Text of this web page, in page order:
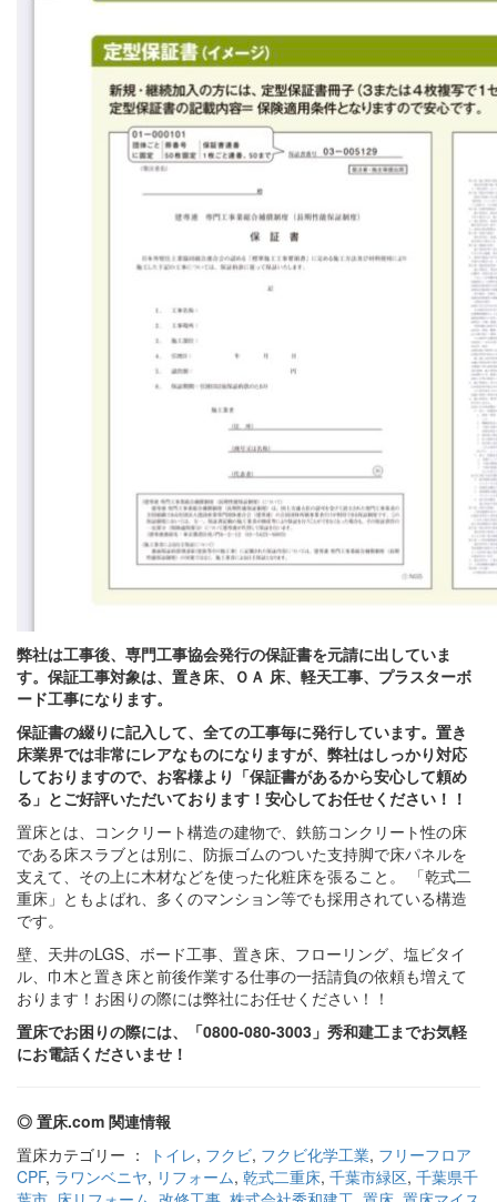
弊社は工事後、専門工事協会発行の保証書を元請に出していま
す。保証工事対象は、置き床、ＯＡ 床、軽天工事、プラスターボ
ード工事になります。
保証書の綴りに記入して、全ての工事毎に発行しています。置き
床業界では非常にレアなものになりますが、弊社はしっかり対応
しておりますので、お客様より「保証書があるから安心して頼め
る」とご好評いただいております！安心してお任せください！！
置床とは、コンクリート構造の建物で、鉄筋コンクリート性の床
である床スラブとは別に、防振ゴムのついた支持脚で床パネルを
支えて、その上に木材などを使った化粧床を張ること。 「乾式二
重床」ともよばれ、多くのマンション等でも採用されている構造
です。
壁、天井のLGS、ボード工事、置き床、フローリング、塩ビタイ
ル、巾木と置き床と前後作業する仕事の一括請負の依頼も増えて
おります！お困りの際には弊社にお任せください！！
置床でお困りの際には、「0800-080-3003」秀和建工までお気軽
にお電話くださいませ！
◎ 置床.com 関連情報
置床カテゴリー ：
トイレ, フクビ, フクビ化学工業, フリーフロア
CPF, ラワンベニヤ, リフォーム, 乾式二重床, 千葉市緑区, 千葉県千